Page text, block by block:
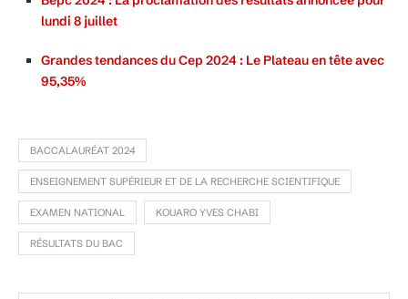
lundi 8 juillet
Grandes tendances du Cep 2024 : Le Plateau en tête avec
95,35%
BACCALAURÉAT 2024
ENSEIGNEMENT SUPÉRIEUR ET DE LA RECHERCHE SCIENTIFIQUE
EXAMEN NATIONAL KOUARO YVES CHABI
RÉSULTATS DU BAC